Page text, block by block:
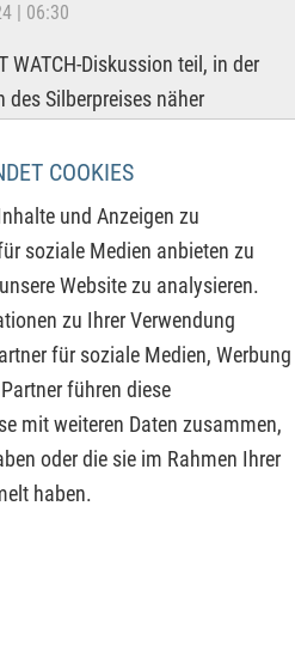
COOKIES
und Anzeigen zu
soziale Medien anbieten zu
Website zu analysieren.
zu Ihrer Verwendung
für soziale Medien, Werbung
führen diese
mit weiteren Daten zusammen,
oder die sie im Rahmen Ihrer
haben.
| 06:30
WATCH-Diskussion teil, in der
Silberpreises näher
700 $ ansteigen? In diesem
Markttrends, die den
Sie Anleger, Händler oder
sind, sie erhalten
Faktoren, die die
dürften. Verpassen Sie
und spannenden Analysen!
- Die Publikation für